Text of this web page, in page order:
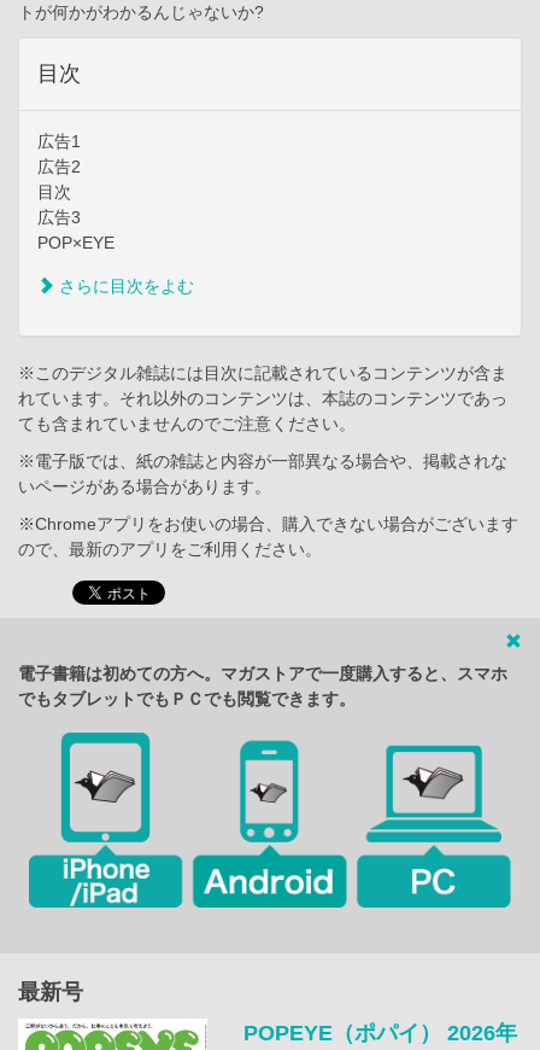
トが何かがわかるんじゃないか?
目次
広告1
広告2
目次
広告3
POP×EYE
さらに目次をよむ
※このデジタル雑誌には目次に記載されているコンテンツが含ま
れています。それ以外のコンテンツは、本誌のコンテンツであっ
ても含まれていませんのでご注意ください。
※電子版では、紙の雑誌と内容が一部異なる場合や、掲載されな
いページがある場合があります。
※Chromeアプリをお使いの場合、購入できない場合がございます
ので、最新のアプリをご利用ください。
電子書籍は初めての方へ。マガストアで一度購入すると、スマホ
でもタブレットでもＰＣでも閲覧できます。
最新号
POPEYE（ポパイ） 2026年